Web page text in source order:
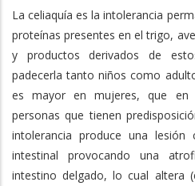
La celiaquía es la intolerancia
proteínas presentes en el trigo,
y productos derivados de
padecerla tanto niños como
es mayor en mujeres, que en
personas que tienen
intolerancia produce una lesión
intestinal provocando una
intestino delgado, lo cual altera